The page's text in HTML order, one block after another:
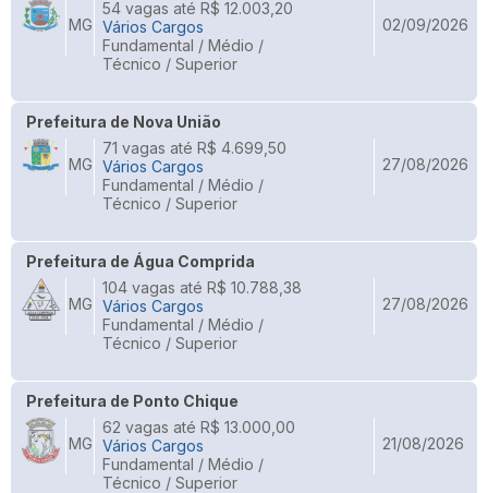
MG
54 vagas até R$ 12.003,20
Vários Cargos
Fundamental / Médio /
Técnico / Superior
02/09/2026
Prefeitura de Nova União
MG
71 vagas até R$ 4.699,50
Vários Cargos
Fundamental / Médio /
Técnico / Superior
27/08/2026
Prefeitura de Água Comprida
MG
104 vagas até R$ 10.788,38
Vários Cargos
Fundamental / Médio /
Técnico / Superior
27/08/2026
Prefeitura de Ponto Chique
MG
62 vagas até R$ 13.000,00
Vários Cargos
Fundamental / Médio /
Técnico / Superior
21/08/2026